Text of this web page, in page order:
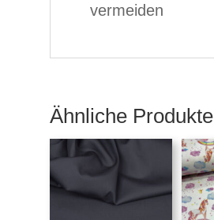
vermeiden
Ähnliche Produkte